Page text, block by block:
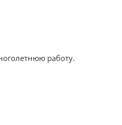
работу.